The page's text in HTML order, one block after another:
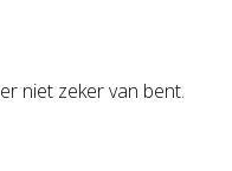
niet zeker van bent.